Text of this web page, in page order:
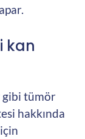
kan
gibi tümör
hakkında